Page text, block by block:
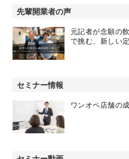
先輩開業者の声
元記者が念願の
で挑む、新しい
セミナー情報
ワンオペ店舗の